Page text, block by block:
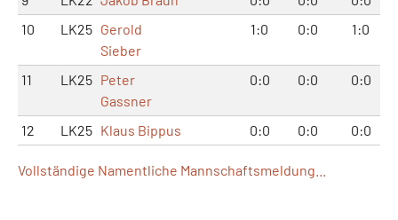
10
LK25 Gerold
Sieber
1:0 0:0 1:0
11 LK25 Peter
Gassner
0:0 0:0 0:0
12 LK25 Klaus Bippus 0:0 0:0 0:0
Vollständige Namentliche Mannschaftsmeldung...